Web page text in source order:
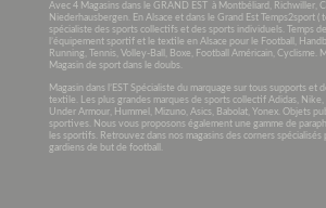
Avec 4 Magasins dans le GRAND EST à Montbéliard, Richwiller,
Niederhausbergen. En Alsace et dans le Grand Est Temps2sport (
spécialiste des sports collectifs et des sports individuels. Temps
l’équipement sportif et le textile en Alsace pour le Football,
Running, Tennis, Volley-Ball, Boxe, Football Américain, Cyclisme.
Magasin de sport dans le doubs.
Magasin dans l’EST Spécialiste du marquage sur tous supports et
textile. Les plus grandes marques de sports collectif Adidas, Nike,
Under Armour, Hummel, Mizuno, Asics, Babolat, Yonex. Objets
sportives. Nous vous proposons également une gamme de
les sportifs. Retrouvez dans nos magasins des corners spécialisés
gardiens de but de football.